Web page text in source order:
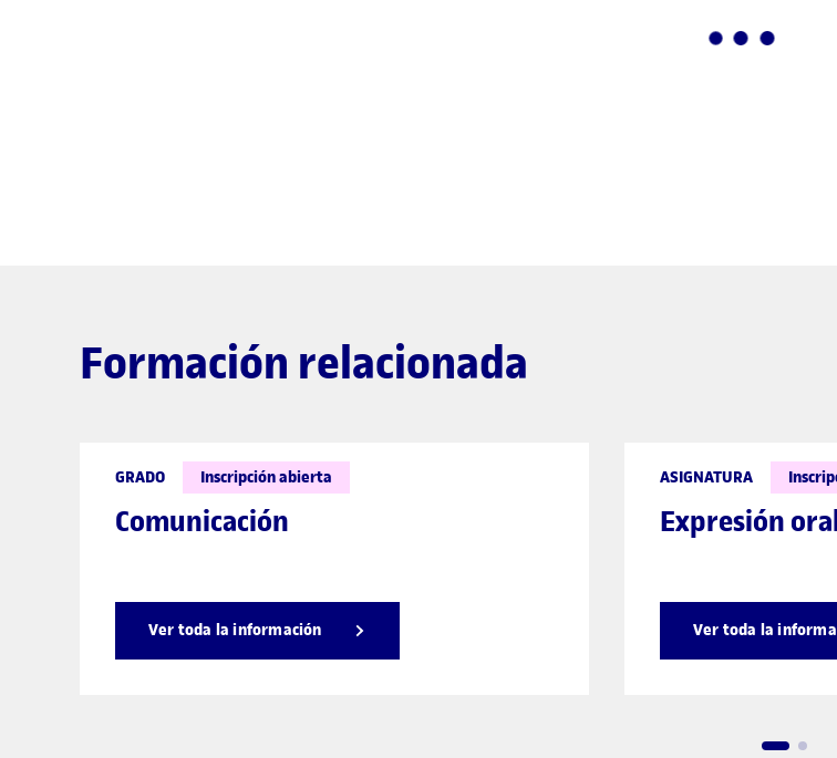
Formación relacionada
GRADO Inscripción abierta
Comunicación
Ver toda la información
ASIGNATURA
Expresión
Ver toda la